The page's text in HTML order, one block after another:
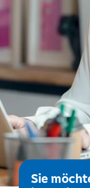
Sie